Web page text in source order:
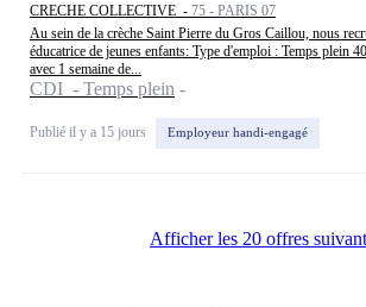
CRECHE COLLECTIVE - 75 - PARIS 07
Au sein de la crèche Saint Pierre du Gros Caillou, nous
éducatrice de jeunes enfants: Type d'emploi : Temps plein
avec 1 semaine de...
CDI - Temps plein
Publié il y a 15 jours Employeur handi-engagé
Afficher les 20 offres